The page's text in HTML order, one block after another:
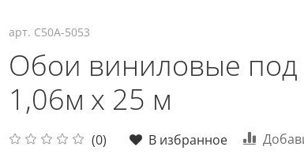
арт. С50А-5053
Обои виниловые под
1,06м х 25 м
(0) В избранное